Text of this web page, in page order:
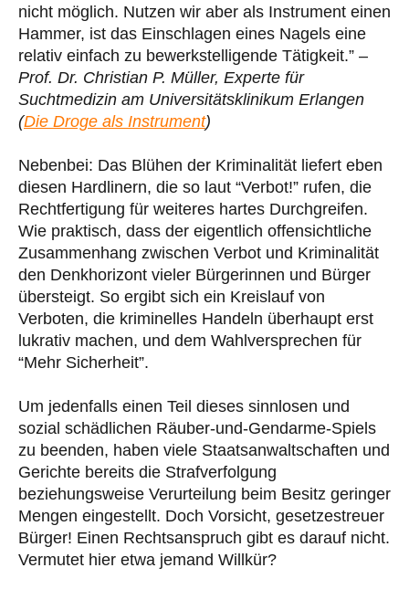
nicht möglich. Nutzen wir aber als Instrument einen
Hammer, ist das Einschlagen eines Nagels eine
relativ einfach zu bewerkstelligende Tätigkeit.” –
Prof. Dr. Christian P. Müller, Experte für
Suchtmedizin am Universitätsklinikum Erlangen
(Die Droge als Instrument)
Nebenbei: Das Blühen der Kriminalität liefert eben
diesen Hardlinern, die so laut “Verbot!” rufen, die
Rechtfertigung für weiteres hartes Durchgreifen.
Wie praktisch, dass der eigentlich offensichtliche
Zusammenhang zwischen Verbot und Kriminalität
den Denkhorizont vieler Bürgerinnen und Bürger
übersteigt. So ergibt sich ein Kreislauf von
Verboten, die kriminelles Handeln überhaupt erst
lukrativ machen, und dem Wahlversprechen für
“Mehr Sicherheit”.
Um jedenfalls einen Teil dieses sinnlosen und
sozial schädlichen Räuber-und-Gendarme-Spiels
zu beenden, haben viele Staatsanwaltschaften und
Gerichte bereits die Strafverfolgung
beziehungsweise Verurteilung beim Besitz geringer
Mengen eingestellt. Doch Vorsicht, gesetzestreuer
Bürger! Einen Rechtsanspruch gibt es darauf nicht.
Vermutet hier etwa jemand Willkür?